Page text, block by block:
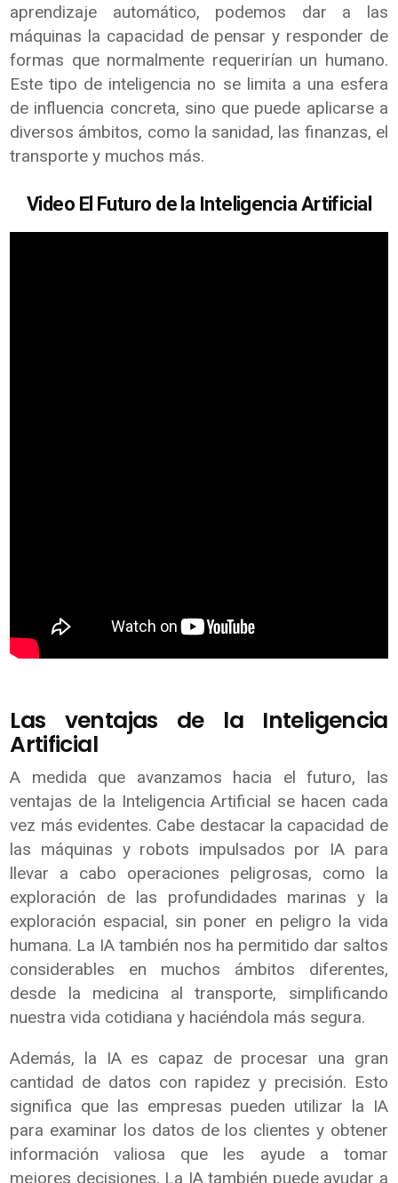
aprendizaje automático, podemos dar a las
máquinas la capacidad de pensar y responder de
formas que normalmente requerirían un humano.
Este tipo de inteligencia no se limita a una esfera
de influencia concreta, sino que puede aplicarse a
diversos ámbitos, como la sanidad, las finanzas, el
transporte y muchos más.
Video El Futuro de la Inteligencia Artificial
Las ventajas de la Inteligencia
Artificial
A medida que avanzamos hacia el futuro, las
ventajas de la Inteligencia Artificial se hacen cada
vez más evidentes. Cabe destacar la capacidad de
las máquinas y robots impulsados por IA para
llevar a cabo operaciones peligrosas, como la
exploración de las profundidades marinas y la
exploración espacial, sin poner en peligro la vida
humana. La IA también nos ha permitido dar saltos
considerables en muchos ámbitos diferentes,
desde la medicina al transporte, simplificando
nuestra vida cotidiana y haciéndola más segura.
Además, la IA es capaz de procesar una gran
cantidad de datos con rapidez y precisión. Esto
significa que las empresas pueden utilizar la IA
para examinar los datos de los clientes y obtener
información valiosa que les ayude a tomar
mejores decisiones. La IA también puede ayudar a